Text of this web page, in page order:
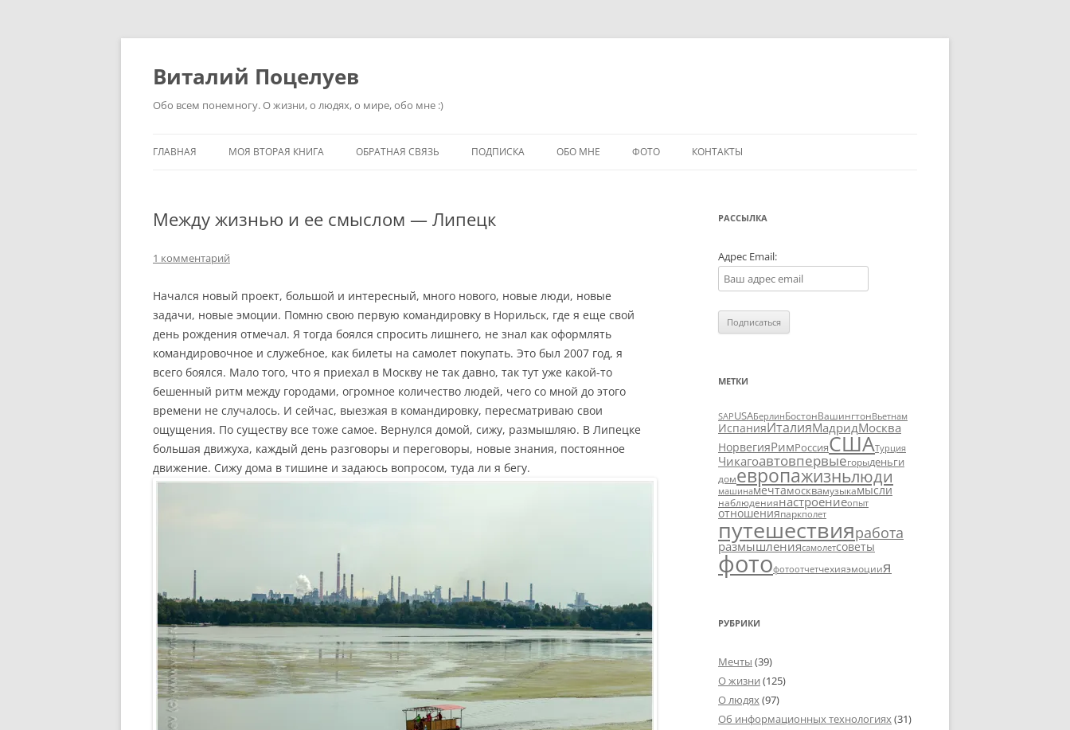
Перейти
Виталий Поцелуев
Обо всем понемногу. О жизни, о людях, о мире, обо мне :)
ГЛАВНАЯ МОЯ ВТОРАЯ КНИГА ОБРАТНАЯ СВЯЗЬ ПОДПИСКА ОБО МНЕ ФОТО КОНТАКТЫ
Между жизнью и ее смыслом — Липецк
1 комментарий
Начался новый проект, большой и интересный, много нового, новые люди, новые
задачи, новые эмоции. Помню свою первую командировку в Норильск, где я еще свой
день рождения отмечал. Я тогда боялся спросить лишнего, не знал как оформлять
командировочное и служебное, как билеты на самолет покупать. Это был 2007 год, я
всего боялся. Мало того, что я приехал в Москву не так давно, так тут уже какой-то
бешенный ритм между городами, огромное количество людей, чего со мной до этого
времени не случалось. И сейчас, выезжая в командировку, пересматриваю свои
ощущения. По существу все тоже самое. Вернулся домой, сижу, размышляю. В Липецке
большая движуха, каждый день разговоры и переговоры, новые знания, постоянное
движение. Сижу дома в тишине и задаюсь вопросом, туда ли я бегу.
РАССЫЛКА
Адрес Email:
МЕТКИ
SAPUSAБерлинБостонВашингтонВьетнам
ИспанияИталияМадридМосква
НорвегияРимРоссияСШАТурция
Чикагоавтовпервыегорыденьги
домевропажизньлюди
машинамечтамосквамузыкамысли
наблюдениянастроениеопыт
отношенияпаркполет
путешествияработа
размышлениясамолетсоветы
фотофотоотчетчехияэмоциия
РУБРИКИ
Мечты (39)
О жизни (125)
О людях(97)
Об информационных технологиях(31)